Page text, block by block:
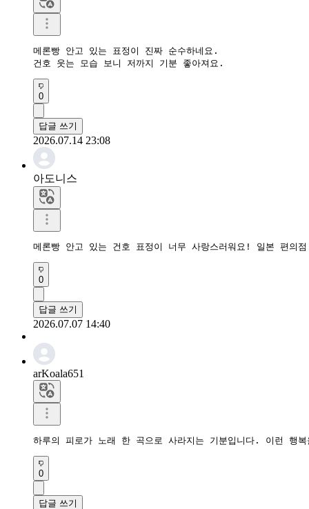
메론빵 안고 있는 표정이 진짜 순수하네요.
건호 웃는 모습 보니 저까지 기분 좋아져요.
0
답글 쓰기
2026.07.14 23:08
아도니스
메론빵 안고 있는 건호 표정이 너무 사랑스러워요! 일본 편의
0
답글 쓰기
2026.07.07 14:40
arKoala651
하루의 피로가 노래 한 곡으로 사라지는 기분입니다. 이런 행
0
답글 쓰기